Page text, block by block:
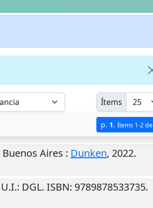
Ítems
p. 1. Ítems 1-2 de
Buenos Aires : Dunken, 2022.
U.I.: DGL. ISBN: 9789878533735.